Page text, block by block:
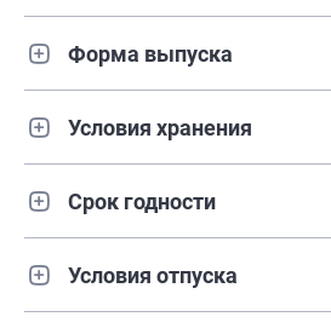
Форма выпуска
Условия хранения
Срок годности
Условия отпуска